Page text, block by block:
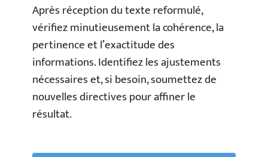
Après réception du texte reformulé,
vérifiez minutieusement la cohérence, la
pertinence et l’exactitude des
informations. Identifiez les ajustements
nécessaires et, si besoin, soumettez de
nouvelles directives pour affiner le
résultat.